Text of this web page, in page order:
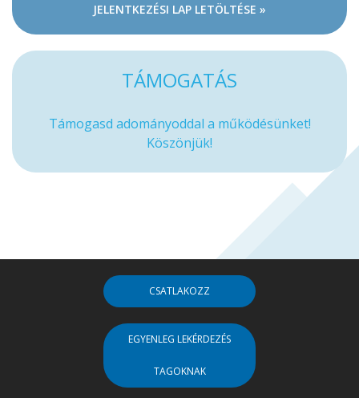
JELENTKEZÉSI LAP LETÖLTÉSE »
TÁMOGATÁS
Támogasd adományoddal a működésünket!
Köszönjük!
CSATLAKOZZ
EGYENLEG LEKÉRDEZÉS
TAGOKNAK